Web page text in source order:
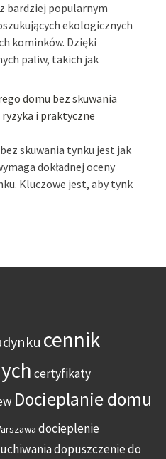
bardziej popularnym
ekologicznych
kominków. Dzięki
paliw, takich jak
domu bez skuwania
i praktyczne
skuwania tynku jest jak
dokładnej oceny
Kluczowe jest, aby tynk
cennik
certyfikaty
Docieplanie domu
docieplenie
dopuszczenie do